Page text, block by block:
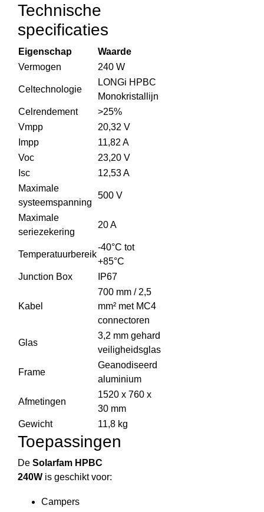
Technische
specificaties
Eigenschap
Waarde
Vermogen
240 W
Celtechnologie
LONGi HPBC
Monokristallijn
Celrendement
>25%
Vmpp
20,32 V
Impp
11,82 A
Voc
23,20 V
Isc
12,53 A
Maximale
systeemspanning
500 V
Maximale
seriezekering
20 A
Temperatuurbereik
-40°C tot
+85°C
Junction Box
IP67
Kabel
700 mm / 2,5
mm² met MC4
connectoren
Glas
3,2 mm gehard
veiligheidsglas
Frame
Geanodiseerd
aluminium
Afmetingen
1520 x 760 x
30 mm
Gewicht
11,8 kg
Toepassingen
De Solarfam HPBC
240W is geschikt voor:
Campers